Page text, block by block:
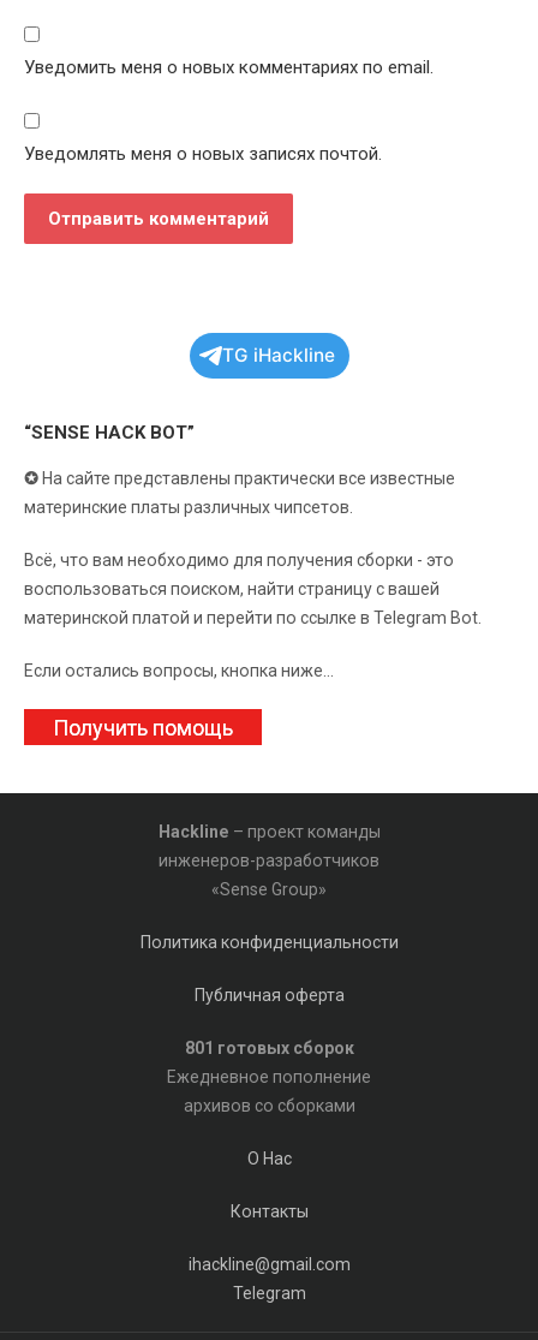
Уведомить меня о новых комментариях по email.
Уведомлять меня о новых записях почтой.
TG iHackline
“SENSE HACK BOT”
✪ На сайте представлены практически все известные
материнские платы различных чипсетов.
Всё, что вам необходимо для получения сборки - это
воспользоваться поиском, найти страницу с вашей
материнской платой и перейти по ссылке в Telegram Bot.
Если остались вопросы, кнопка ниже...
Получить помощь
Hackline – проект команды
инженеров-разработчиков
«Sense Group»
Политика конфиденциальности
Публичная оферта
801 готовых сборок
Ежедневное пополнение
архивов со сборками
О Нас
Контакты
ihackline@gmail.com
Telegram